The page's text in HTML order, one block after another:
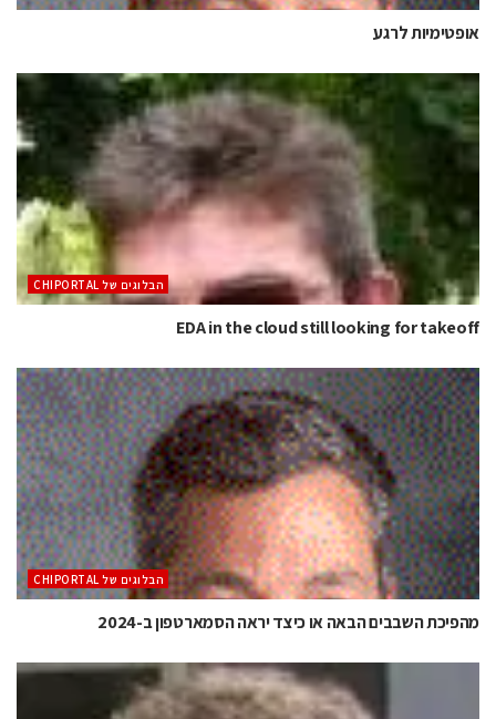
אופטימיות לרגע
הבלוגים של CHIPORTAL
EDA in the cloud still looking for takeoff
הבלוגים של CHIPORTAL
מהפיכת השבבים הבאה או כיצד יראה הסמארטפון ב-2024